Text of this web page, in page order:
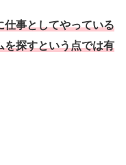
仕事としてやっている
を探すという点では有